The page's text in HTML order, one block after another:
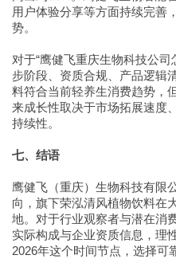
用户体验分享等方面持续完善
势。
对于“鹰健飞重庆生物科技公
步阶段、资质合规、产品逻辑
料符合当前轻养生消费趋势，
来成长性取决于市场拓展速度
持续性。
七、结语
鹰健飞（重庆）生物科技有限
向，旗下荣泓清风植物饮料在
地。对于行业观察者与潜在消
实际构成与企业资质信息，理
2026年这个时间节点，选择可